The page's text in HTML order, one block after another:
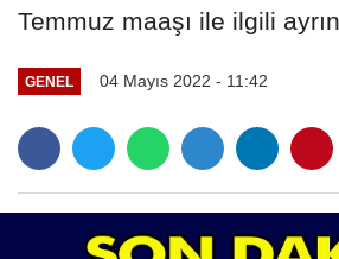
Temmuz maaşı ile ilgili
GENEL 04 Mayıs 2022 - 11:42